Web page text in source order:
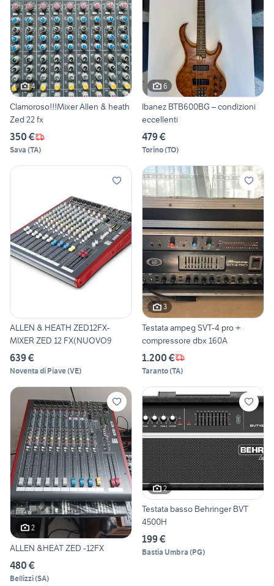
4
Clamoroso!!!Mixer Allen & heath
Zed 22 fx
350 €
Sava (TA)
6
Ibanez BTB600BG – condizioni
eccellenti
479 €
Torino(TO)
ALLEN & HEATH ZED12FX-
MIXER ZED 12 FX(NUOVO9
639 €
Noventa di Piave(VE)
3
Testata ampeg SVT-4 pro +
compressore dbx 160A
1.200 €
Taranto(TA)
2
ALLEN &HEAT ZED -12FX
480 €
Bellizzi(SA)
2
Testata basso Behringer BVT
4500H
199 €
Bastia Umbra (PG)